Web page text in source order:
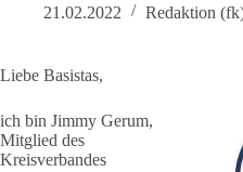
21.02.2022 Redaktion
Liebe Basistas,
ich bin Jimmy Gerum,
Mitglied des
Kreisverbandes